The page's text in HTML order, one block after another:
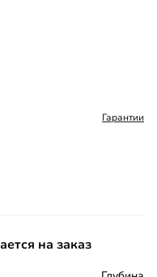
Гарантии
на заказ